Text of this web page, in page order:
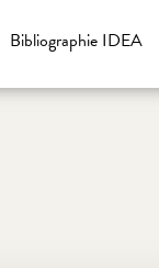
Bibliographie IDEA